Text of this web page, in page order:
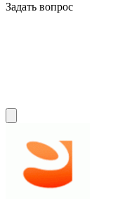
Задать вопрос